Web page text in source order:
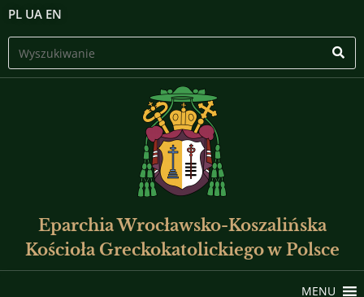
PL UA EN
Eparchia Wrocławsko-Koszalińska
Kościoła Greckokatolickiego w Polsce
MENU